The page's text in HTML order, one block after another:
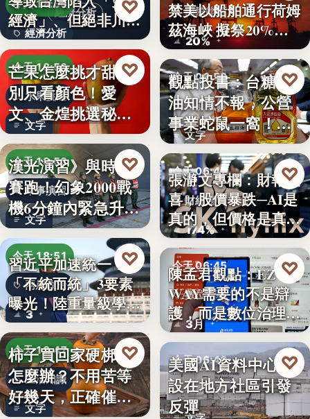
經濟分析
今天 18:54
經濟分析
40%
經濟」、但絕非川普
所…
♡
今天 18:53
水果挑選
文字
芒果怎麼挑才甜？
別只看顏色！愛
文、金煌挑選秘訣
曝光，買回…
♡
今天 18:53
軍事演習
文字
漢光演習》與時間
賽跑！幻象2000戰
機6分鐘內緊急升
空…
♡
今天 18:51
兩岸政治
3
習近平加速統一？
「不統而統」3要素
曝光！陸重量級學者
朱衛…
♡
今天 18:47
生活知識
文字
柿子買回家硬梆梆
怎麼辦？不用苦等
好幾天，正確催熟
♡
國際能源
20%
禁美以船舶通行荷姆
茲海峽 擬祭20%
貨…
今天 06:50
食安風暴
文字
觀點投書：台糖毒
油知情不報，公營
事業蛇鼠一窩！人
民何堪？
♡
今天 06:47
財經趨勢
174%
張瀞文專欄：財報報
喜，股價暴跌─AI是
真的，但價格是真
的…
♡
今天 06:45
數位治理
3月
陳孟君觀點：EZ
WAY需要的不是辯
護，而是數位治理的
升…
♡
今天 06:40
社會反彈
美國AI資料中心建
設在地方社區引發
反彈
♡